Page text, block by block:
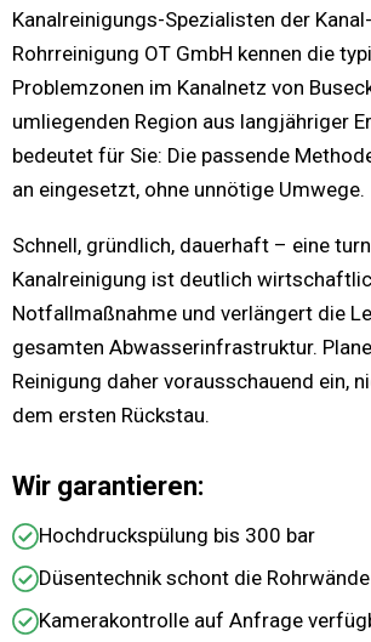
Kanalreinigungs-Spezialisten der
Rohrreinigung OT GmbH kennen die
Problemzonen im Kanalnetz von
umliegenden Region aus langjähriger
bedeutet für Sie: Die passende
an eingesetzt, ohne unnötige Umwege.
Schnell, gründlich, dauerhaft – eine
Kanalreinigung ist deutlich
Notfallmaßnahme und verlängert die
gesamten Abwasserinfrastruktur.
Reinigung daher vorausschauend ein,
dem ersten Rückstau.
Wir garantieren:
Hochdruckspülung bis 300 bar
Düsentechnik schont die Rohrwände
Kamerakontrolle auf Anfrage